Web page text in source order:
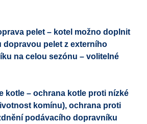
pelet – kotel možno doplnit
dopravou pelet z externího
na celou sezónu – volitelné
kotle – ochrana kotle proti nízké
komínu), ochrana proti
podávacího dopravníku